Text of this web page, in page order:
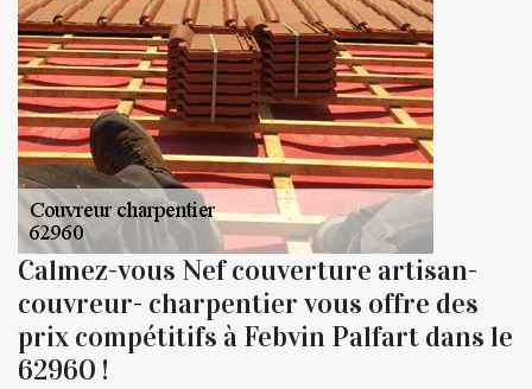
Calmez-vous Nef couverture artisan-
couvreur- charpentier vous offre des
prix compétitifs à Febvin Palfart dans le
62960 !